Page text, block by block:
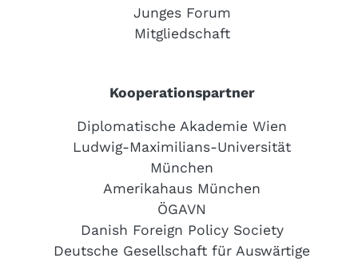
Junges Forum
Mitgliedschaft
Kooperationspartner
Diplomatische Akademie Wien
Ludwig-Maximilians-Universität
München
Amerikahaus München
ÖGAVN
Danish Foreign Policy Society
Deutsche Gesellschaft für Auswärtige